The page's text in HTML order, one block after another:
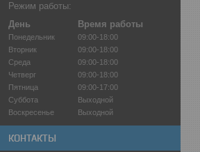
Режим работы:
День
Время работы
Понедельник
09:00-18:00
Вторник
09:00-18:00
Среда
09:00-18:00
Четверг
09:00-18:00
Пятница
09:00-17:00
Суббота
Выходной
Воскресенье
Выходной
КОНТАКТЫ